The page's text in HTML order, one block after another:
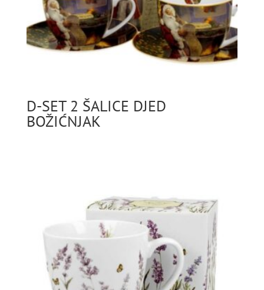
D-SET 2 ŠALICE DJED
BOŽIĆNJAK